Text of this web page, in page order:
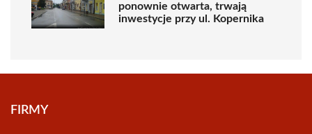
ponownie otwarta, trwają
inwestycje przy ul. Kopernika
FIRMY